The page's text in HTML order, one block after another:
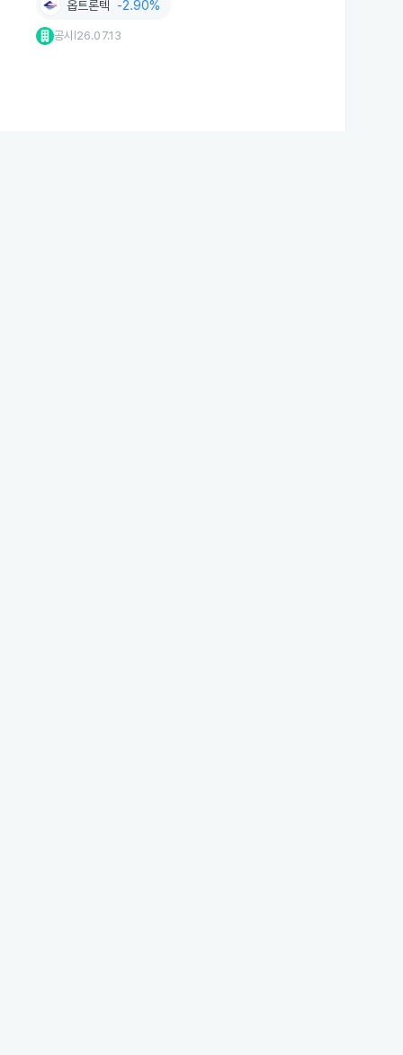
옵트론텍 -2.90%
공시 26.07.13